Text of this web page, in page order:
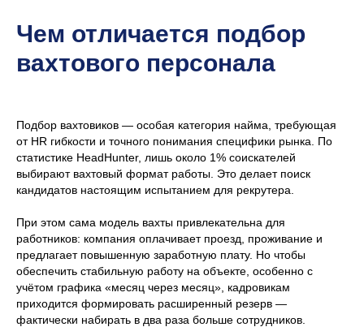
Чем отличается подбор
вахтового персонала
Подбор вахтовиков — особая категория найма, требующая
от HR гибкости и точного понимания специфики рынка. По
статистике HeadHunter, лишь около 1% соискателей
выбирают вахтовый формат работы. Это делает поиск
кандидатов настоящим испытанием для рекрутера.
При этом сама модель вахты привлекательна для
работников: компания оплачивает проезд, проживание и
предлагает повышенную заработную плату. Но чтобы
обеспечить стабильную работу на объекте, особенно с
учётом графика «месяц через месяц», кадровикам
приходится формировать расширенный резерв —
фактически набирать в два раза больше сотрудников.